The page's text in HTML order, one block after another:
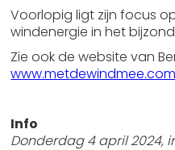
Voorlopig ligt zijn focus
windenergie in het
Zie ook de website van
www.metdewindmee.com
Info
Donderdag 4 april 2024,